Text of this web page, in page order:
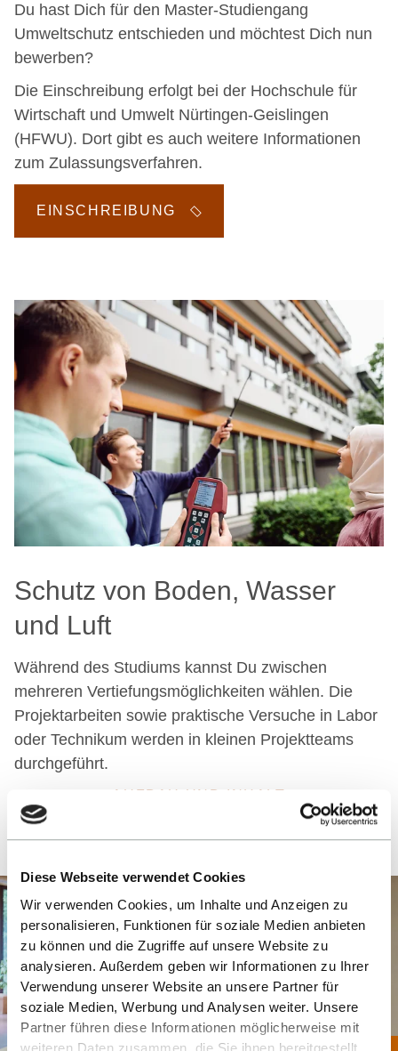
Diese Webseite verwendet Cookies
Wir verwenden Cookies, um Inhalte und Anzeigen zu
personalisieren, Funktionen für soziale Medien anbieten
zu können und die Zugriffe auf unsere Website zu
analysieren. Außerdem geben wir Informationen zu Ihrer
Verwendung unserer Website an unsere Partner für
soziale Medien, Werbung und Analysen weiter. Unsere
Partner führen diese Informationen möglicherweise mit
Du hast Dich für den Master-Studiengang
Umweltschutz entschieden und möchtest Dich nun
bewerben?
Die Einschreibung erfolgt bei der Hochschule für
Wirtschaft und Umwelt Nürtingen-Geislingen
(HFWU). Dort gibt es auch weitere Informationen
zum Zulassungsverfahren.
EINSCHREIBUNG
Schutz von Boden, Wasser
und Luft
Während des Studiums kannst Du zwischen
mehreren Vertiefungsmöglichkeiten wählen. Die
Projektarbeiten sowie praktische Versuche in Labor
oder Technikum werden in kleinen Projektteams
durchgeführt.
AUFBAU UND INHALT